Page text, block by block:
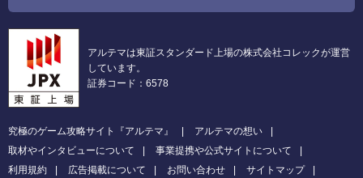
アルテマは東証スタンダード上場の株式会社コレックが運営
しています。
証券コード：6578
究極のゲーム攻略サイト『アルテマ』
アルテマの想い
取材やインタビューについて
事業提携や公式サイトについて
利用規約
広告掲載について お問い合わせ サイトマップ